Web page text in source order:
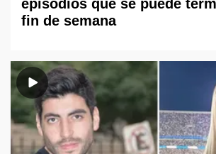
episodios que se puede
fin de semana